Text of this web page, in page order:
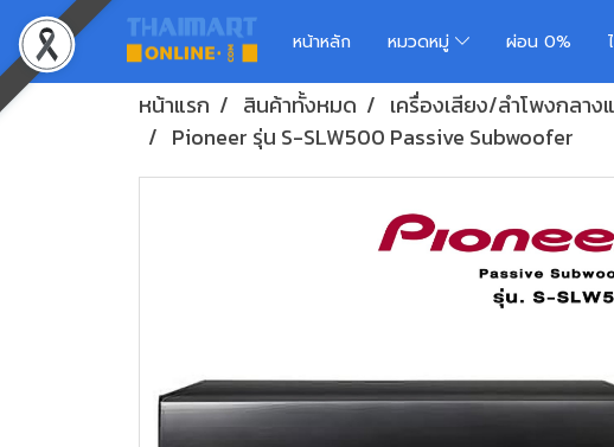
หน้าหลัก หมวดหมู่ ผ่อน 0%
หน้าแรก สินค้าทั้งหมด เครื่องเสียง/ลำโพงกลาง
Pioneer รุ่น S-SLW500 Passive Subwoofer